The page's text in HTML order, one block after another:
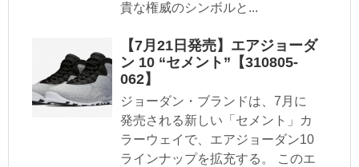
貴な権威のシンボルと...
【7月21日発売】エアジョーダ
ン 10 “セメント”【310805-
062】
ジョーダン・ブランドは、7月に
発売される新しい「セメント」カ
ラーウェイで、エアジョーダン10
ラインナップを拡充する。 このエ